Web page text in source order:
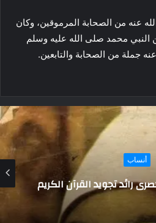
عنه من الصحابة المرموقين، وكان
النبي محمد صلى الله عليه وسلم
جملة من الصحابة والتابعين.
أنساب
الزمن وأنساب عريقة.